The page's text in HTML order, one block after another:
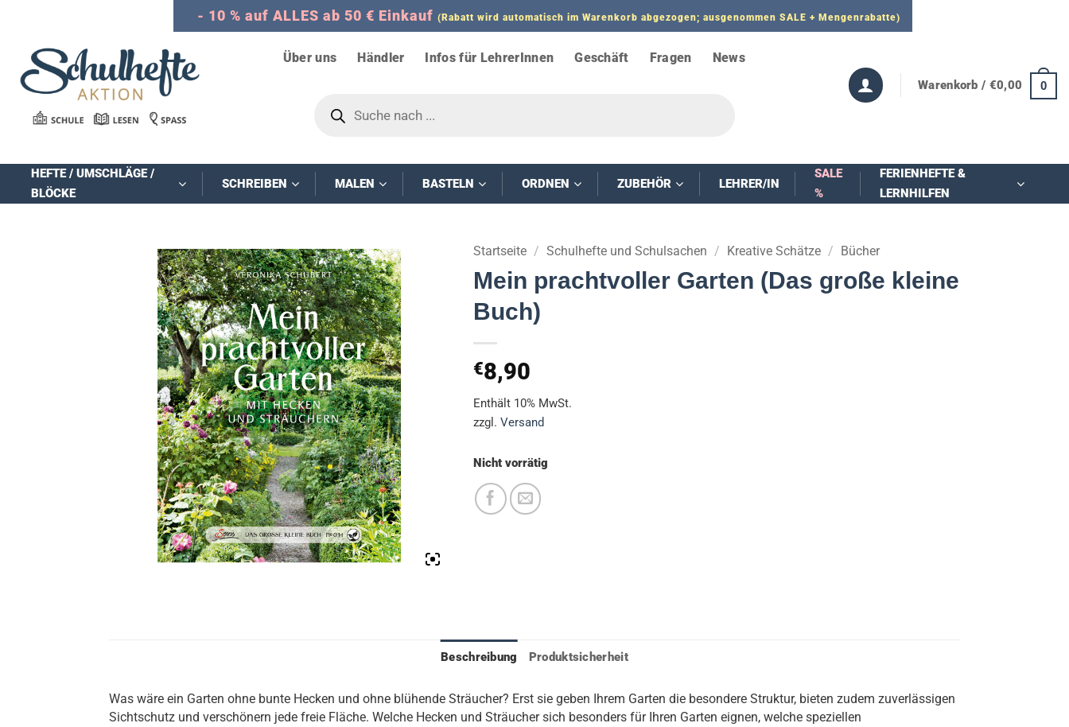
springen
- 10 % auf ALLES ab 50 € Einkauf (Rabatt wird automatisch im Warenkorb abgezogen; ausgenommen SALE + Mengenrabatte)
Über uns Händler Infos für LehrerInnen Geschäft Fragen News
search
Warenkorb / €0,00 0
HEFTE / UMSCHLÄGE /
BLÖCKE
SCHREIBEN MALEN BASTELN ORDNEN ZUBEHÖR LEHRER/IN
SALE
%
FERIENHEFTE &
LERNHILFEN
Startseite / Schulhefte und Schulsachen / Kreative Schätze / Bücher
Mein prachtvoller Garten (Das große kleine
Buch)
€8,90
Enthält 10% MwSt.
zzgl.Versand
Nicht vorrätig
Beschreibung Produktsicherheit
Was wäre ein Garten ohne bunte Hecken und ohne blühende Sträucher? Erst sie geben Ihrem Garten die besondere Struktur, bieten zudem zuverlässigen
Sichtschutz und verschönern jede freie Fläche. Welche Hecken und Sträucher sich besonders für Ihren Garten eignen, welche speziellen